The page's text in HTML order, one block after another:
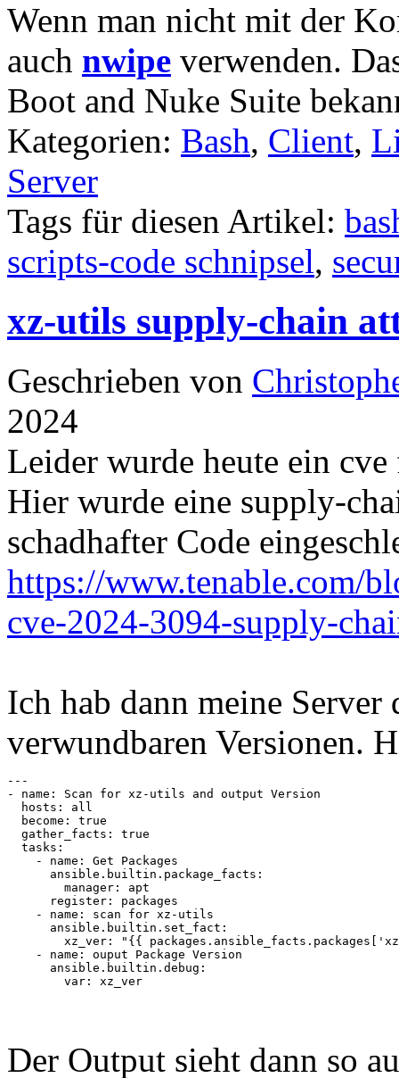
Wenn man nicht mit der
auch nwipe verwenden.
Boot and Nuke Suite
Kategorien: Bash, Client,
Server
Tags für diesen Artikel:
scripts-code schnipsel,
xz-utils supply-chain
Geschrieben von
2024
Leider wurde heute ein
Hier wurde eine supply-
schadhafter Code
https://www.tenable.com/
cve-2024-3094-supply-
Ich hab dann meine Server
verwundbaren Versionen.
---
- name: Scan for xz-utils and output Version
  hosts: all
  become: true
  gather_facts: true
  tasks:
    - name: Get Packages
      ansible.builtin.package_facts:
        manager: apt
      register: packages
    - name: scan for xz-utils
      ansible.builtin.set_fact:
xz_ver: "{{
    - name: ouput Package Version
      ansible.builtin.debug:
        var: xz_ver
Der Output sieht dann so